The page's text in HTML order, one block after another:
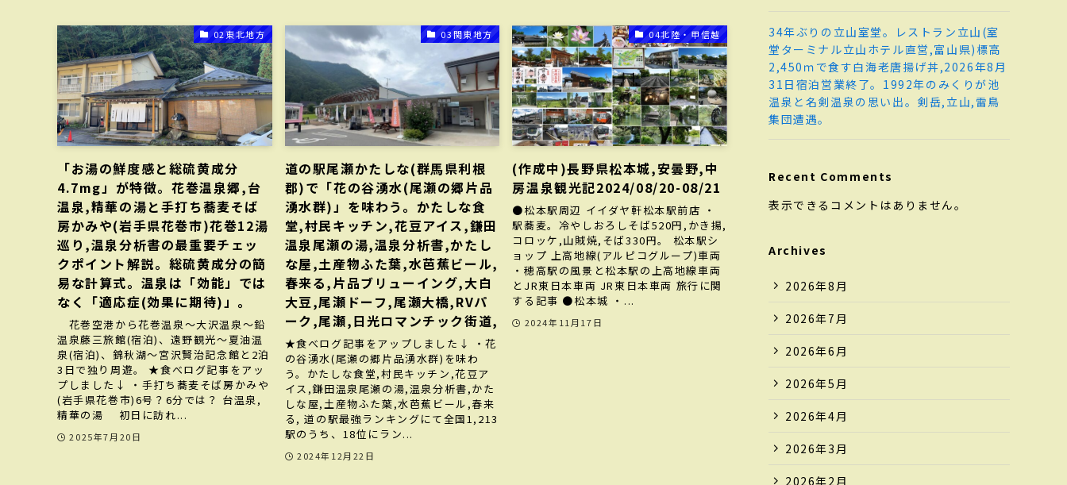
02東北地方
「お湯の鮮度感と総硫黄成分
4.7mg」が特徴。花巻温泉郷,台
温泉,精華の湯と手打ち蕎麦そば
房かみや(岩手県花巻市)花巻12湯
巡り,温泉分析書の最重要チェッ
クポイント解説。総硫黄成分の簡
易な計算式。温泉は「効能」では
なく「適応症(効果に期待)」。
花巻空港から花巻温泉～大沢温泉～鉛
温泉藤三旅館(宿泊)、遠野観光～夏油温
泉(宿泊)、錦秋湖～宮沢賢治記念館と2泊
3日で独り周遊。 ★食べログ記事をアッ
プしました↓ ・手打ち蕎麦そば房かみや
(岩手県花巻市)6号？6分では？ 台温泉,
精華の湯 初日に訪れ...
2025年7月20日
03関東地方
道の駅尾瀬かたしな(群馬県利根
郡)で「花の谷湧水(尾瀬の郷片品
湧水群)」を味わう。かたしな食
堂,村民キッチン,花豆アイス,鎌田
温泉尾瀬の湯,温泉分析書,かたし
な屋,土産物ふた葉,水芭蕉ビール,
春来る,片品ブリューイング,大白
大豆,尾瀬ドーフ,尾瀬大橋,RVパ
ーク,尾瀬,日光ロマンチック街道,
★食べログ記事をアップしました↓ ・花
の谷湧水(尾瀬の郷片品湧水群)を味わ
う。かたしな食堂,村民キッチン,花豆ア
イス,鎌田温泉尾瀬の湯,温泉分析書,かた
しな屋,土産物ふた葉,水芭蕉ビール,春来
る, 道の駅最強ランキングにて全国1,213
駅のうち、18位にラン...
2024年12月22日
04北陸・甲信越
(作成中)長野県松本城,安曇野,中
房温泉観光記2024/08/20-08/21
●松本駅周辺 イイダヤ軒松本駅前店 ・
駅蕎麦。冷やしおろしそば520円,かき揚,
コロッケ,山賊焼,そば330円。 松本駅シ
ョップ 上高地線(アルピコグループ)車両
・穂高駅の風景と松本駅の上高地線車両
とJR東日本車両 JR東日本車両 旅行に関
する記事 ●松本城 ・...
2024年11月17日
34年ぶりの立山室堂。レストラン立山(室
堂ターミナル立山ホテル直営,富山県)標高
2,450ｍで食す白海老唐揚げ丼,2026年8月
31日宿泊営業終了。1992年のみくりが池
温泉と名剣温泉の思い出。剣岳,立山,雷鳥
集団遭遇。
Recent Comments
表示できるコメントはありません。
Archives
2026年8月
2026年7月
2026年6月
2026年5月
2026年4月
2026年3月
2026年2月